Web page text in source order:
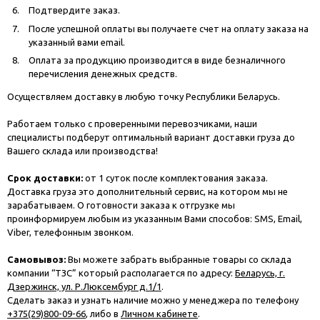
Подтвердите заказ.
После успешной оплаты вы получаете счет на оплату заказа на
указанный вами email.
Оплата за продукцию производится в виде безналичного
перечисления денежных средств.
Осуществляем доставку в любую точку Республики Беларусь.
Работаем только с проверенными перевозчиками, наши
специалисты подберут оптимальный вариант доставки груза до
Вашего склада или производства!
Срок доставки: от 1 суток после комплектования заказа.
Доставка груза это дополнительный сервис, на котором мы не
зарабатываем. О готовности заказа к отгрузке мы
проинформируем любым из указанным Вами способов: SMS, Email,
Viber, телефонным звонком.
Самовывоз: Вы можете забрать выбранные товары со склада
компании “ТЗС” который располагается по адресу: Беларусь, г.
Дзержинск, ул. Р.Люксембург д.1/1 .
Сделать заказ и узнать наличие можно у менеджера по телефону
+375(29)800-09-66, либо в Личном кабинете.